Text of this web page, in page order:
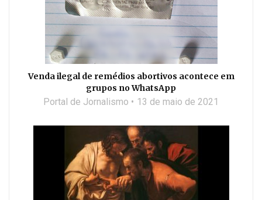
Venda ilegal de remédios abortivos acontece em
grupos no WhatsApp
Portal de Jornalismo 13 de maio de 2021